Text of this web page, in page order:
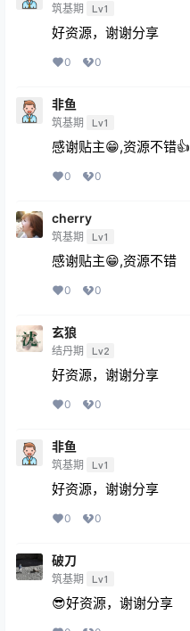
筑基期 Lv1
好资源，谢谢分享
0 0
非鱼
筑基期 Lv1
感谢贴主😁,资源不错👍
0 0
cherry
筑基期 Lv1
感谢贴主😁,资源不错
0 0
玄狼
结丹期 Lv2
好资源，谢谢分享
0 0
非鱼
筑基期 Lv1
好资源，谢谢分享
0 0
破刀
筑基期 Lv1
😎好资源，谢谢分享